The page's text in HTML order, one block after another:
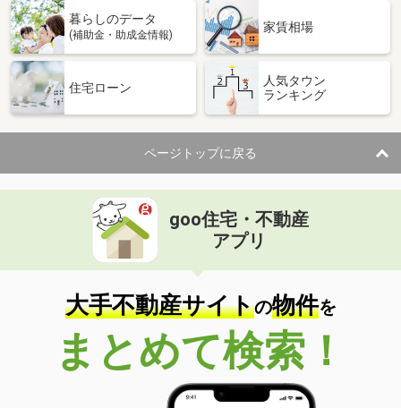
暮らしのデータ
(補助金・助成金情報)
家賃相場
住宅ローン
人気タウン
ランキング
ページトップに戻る
goo住宅・不動産
アプリ
大手不動産サイトの物件を
まとめて検索！